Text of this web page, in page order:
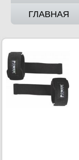
ГЛАВНАЯ